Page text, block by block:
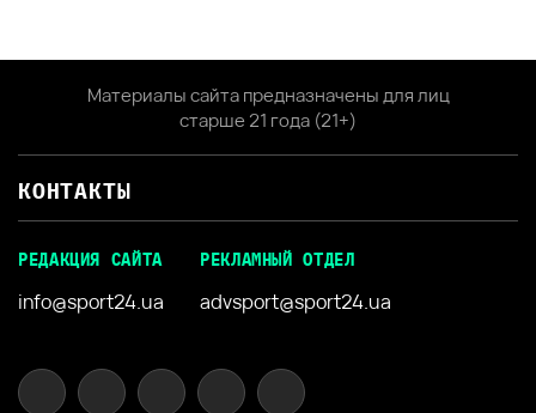
Материалы сайта предназначены для лиц
старше 21 года (21+)
КОНТАКТЫ
РЕДАКЦИЯ САЙТА
info@sport24.ua
РЕКЛАМНЫЙ ОТДЕЛ
advsport@sport24.ua